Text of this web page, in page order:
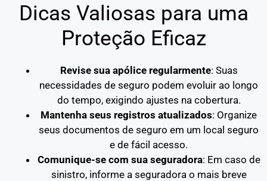
Dicas Valiosas para uma
Proteção Eficaz
Revise sua apólice regularmente: Suas
necessidades de seguro podem evoluir ao longo
do tempo, exigindo ajustes na cobertura.
Mantenha seus registros atualizados: Organize
seus documentos de seguro em um local seguro
e de fácil acesso.
Comunique-se com sua seguradora: Em caso de
sinistro, informe a seguradora o mais breve